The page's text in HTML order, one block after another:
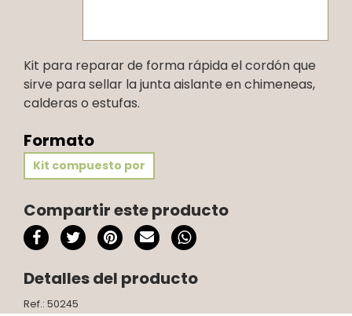
Kit para reparar de forma rápida el cordón que
sirve para sellar la junta aislante en chimeneas,
calderas o estufas.
Formato
Kit compuesto por
Compartir este producto
Detalles del producto
Ref.: 50245